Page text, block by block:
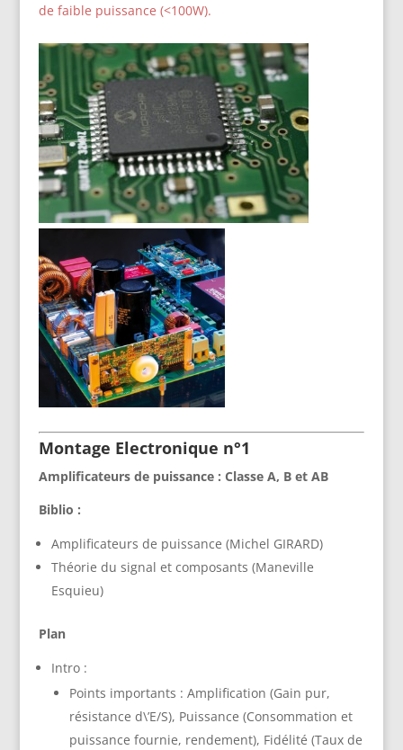
de faible puissance (<100W).
Montage Electronique n°1
Amplificateurs de puissance : Classe A, B et AB
Biblio :
Amplificateurs de puissance (Michel GIRARD)
Théorie du signal et composants (Maneville
Esquieu)
Plan
Intro :
Points importants : Amplification (Gain pur,
résistance d\’E/S), Puissance (Consommation et
puissance fournie, rendement), Fidélité (Taux de